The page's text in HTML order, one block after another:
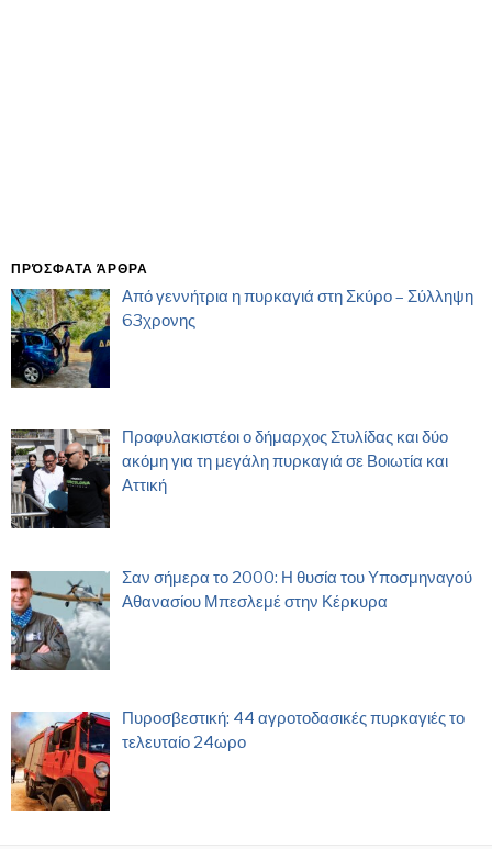
ΠΡΌΣΦΑΤΑ ΆΡΘΡΑ
Από γεννήτρια η πυρκαγιά στη Σκύρο – Σύλληψη
63χρονης
Προφυλακιστέοι ο δήμαρχος Στυλίδας και δύο
ακόμη για τη μεγάλη πυρκαγιά σε Βοιωτία και
Αττική
Σαν σήμερα το 2000: Η θυσία του Υποσμηναγού
Αθανασίου Μπεσλεμέ στην Κέρκυρα
Πυροσβεστική: 44 αγροτοδασικές πυρκαγιές το
τελευταίο 24ωρο